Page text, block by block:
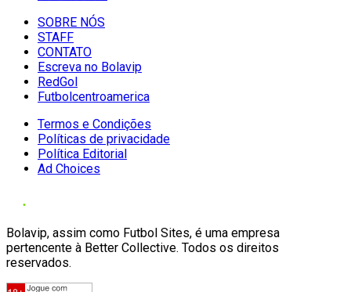
SOBRE NÓS
STAFF
CONTATO
Escreva no Bolavip
RedGol
Futbolcentroamerica
Termos e Condições
Políticas de privacidade
Política Editorial
Ad Choices
Bolavip, assim como Futbol Sites, é uma empresa
pertencente à Better Collective. Todos os direitos
reservados.